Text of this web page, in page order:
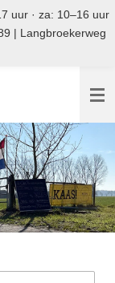
uur · za: 10–16 uur
| Langbroekerweg